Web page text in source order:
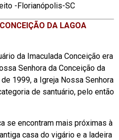
-Florianópolis-SC
DA LAGOA
da Imaculada Conceição era
Senhora da Conceição da
1999, a Igreja Nossa Senhora
de santuário, pelo então
se encontram mais próximas à
casa do vigário e a ladeira